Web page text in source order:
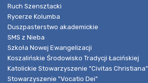
Ruch Szensztacki
Rycerze Kolumba
Duszpasterstwo akademickie
SMS z Nieba
Szkoła Nowej Ewangelizacji
Koszalińskie Środowisko Tradycji Łacińskiej
Katolickie Stowarzyszenie "Civitas Christiana"
Stowarzyszenie "Vocatio Dei"